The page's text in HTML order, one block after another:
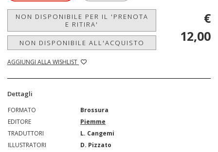
NON DISPONIBILE PER IL 'PRENOTA
E RITIRA'
NON DISPONIBILE ALL'ACQUISTO
AGGIUNGI ALLA WISHLIST
€
12,00
Dettagli
FORMATO
Brossura
EDITORE
Piemme
TRADUTTORI
L. Cangemi
ILLUSTRATORI
D. Pizzato